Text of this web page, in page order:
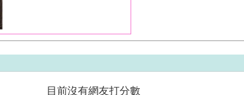
目前沒有網友打分數